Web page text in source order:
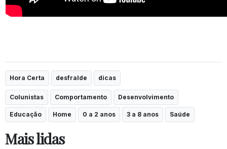
Hora Certa desfralde dicas
Colunistas Comportamento Desenvolvimento
Educação Home 0 a 2 anos 3 a 8 anos Saúde
Mais lidas